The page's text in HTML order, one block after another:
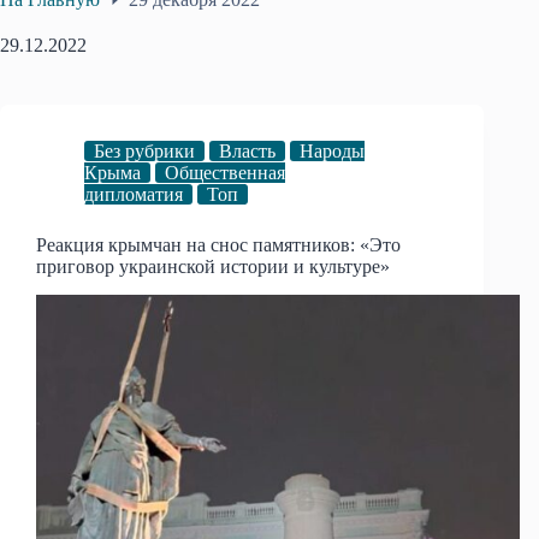
29.12.2022
Без рубрики Власть
Народы
Крыма
Общественная
дипломатия
Топ
Реакция крымчан на снос памятников: «Это
приговор украинской истории и культуре»